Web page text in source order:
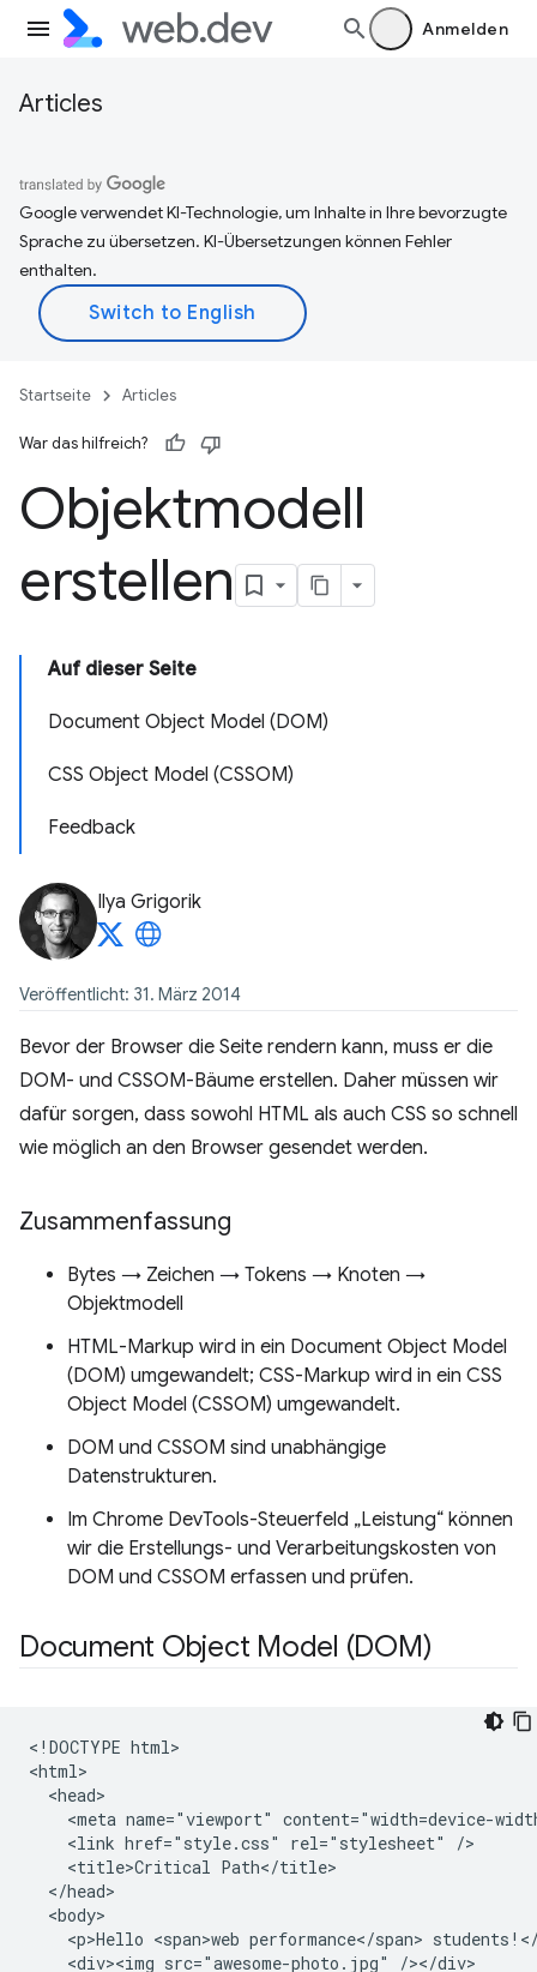
Anmelden
Articles
Google verwendet KI-Technologie, um Inhalte in Ihre bevorzugte
Sprache zu übersetzen. KI-Übersetzungen können Fehler
enthalten.
Startseite Articles
War das hilfreich?
Objektmodell
erstellen
Auf dieser Seite
Document Object Model (DOM)
CSS Object Model (CSSOM)
Feedback
Ilya Grigorik
Veröffentlicht: 31. März 2014
Bevor der Browser die Seite rendern kann, muss er die
DOM- und CSSOM-Bäume erstellen. Daher müssen wir
dafür sorgen, dass sowohl HTML als auch CSS so schnell
wie möglich an den Browser gesendet werden.
Zusammenfassung
Bytes → Zeichen → Tokens → Knoten →
Objektmodell
HTML-Markup wird in ein Document Object Model
(DOM) umgewandelt; CSS-Markup wird in ein CSS
Object Model (CSSOM) umgewandelt.
DOM und CSSOM sind unabhängige
Datenstrukturen.
Im Chrome DevTools-Steuerfeld „Leistung“ können
wir die Erstellungs- und Verarbeitungskosten von
DOM und CSSOM erfassen und prüfen.
Document Object Model (DOM)
<!DOCTYPE html>
<html>
  <head>
<meta name="viewport" content="width=device-
    <link href="style.css" rel="stylesheet" />
    <title>Critical Path</title>
  </head>
  <body>
<p>Hello <span>web performance</span>
    <div><img src="awesome-photo.jpg" /></div>